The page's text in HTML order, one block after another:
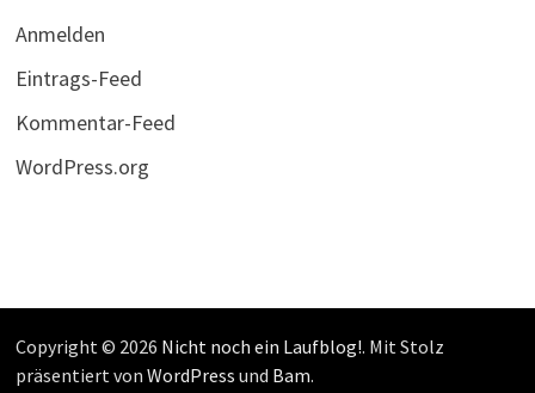
Anmelden
Eintrags-Feed
Kommentar-Feed
WordPress.org
Copyright © 2026 Nicht noch ein Laufblog!. Mit Stolz
präsentiert von WordPress und Bam.